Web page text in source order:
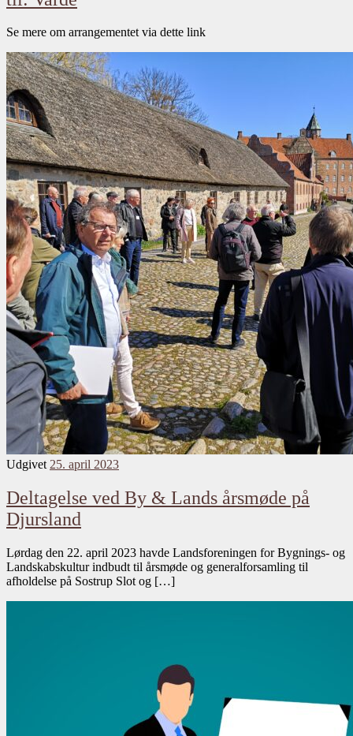
Se mere om arrangementet via dette link
Udgivet25. april 2023
Deltagelse ved By & Lands årsmøde på
Djursland
Lørdag den 22. april 2023 havde Landsforeningen for Bygnings- og
Landskabskultur indbudt til årsmøde og generalforsamling til
afholdelse på Sostrup Slot og […]